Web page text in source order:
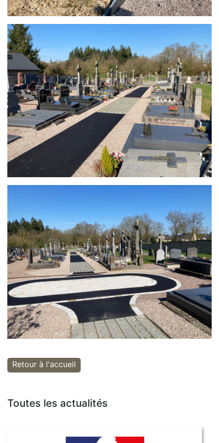
Retour à l'accueil
Toutes les actualités